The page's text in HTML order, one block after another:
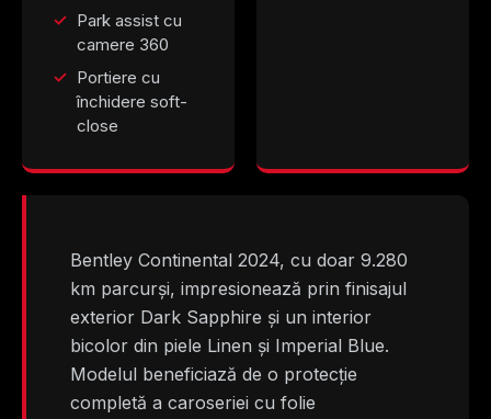
Park assist cu
camere 360
Portiere cu
închidere soft-
close
Bentley Continental 2024, cu doar 9.280
km parcurși, impresionează prin finisajul
exterior Dark Sapphire și un interior
bicolor din piele Linen și Imperial Blue.
Modelul beneficiază de o protecție
completă a caroseriei cu folie